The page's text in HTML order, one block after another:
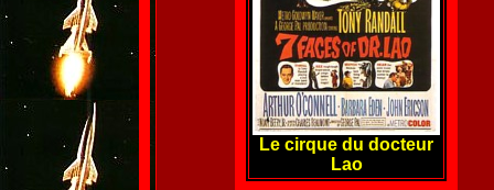
Le cirque du docteur
Lao